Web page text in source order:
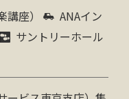
講座）
ANAイン
サントリーホール